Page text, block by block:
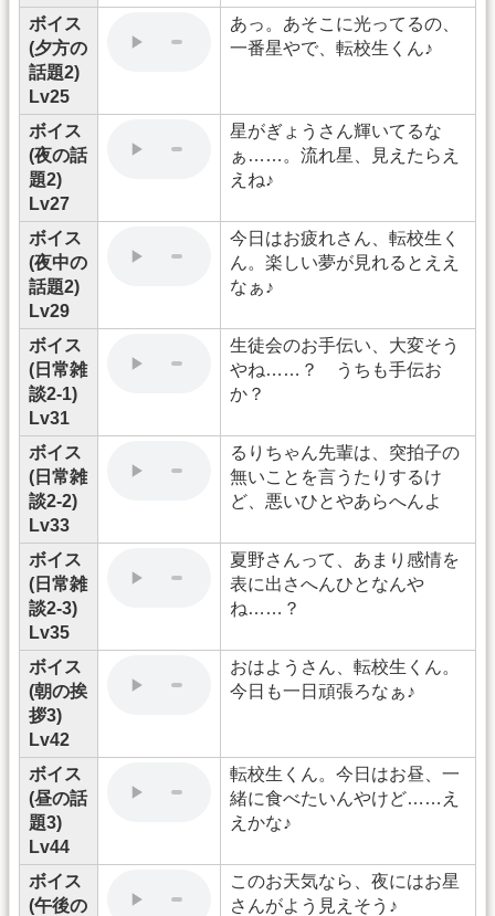
ボイス
(夕方の
話題2)
Lv25
あっ。あそこに光ってるの、
一番星やで、転校生くん♪
ボイス
(夜の話
題2)
Lv27
星がぎょうさん輝いてるな
ぁ……。流れ星、見えたらえ
えね♪
ボイス
(夜中の
話題2)
Lv29
今日はお疲れさん、転校生く
ん。楽しい夢が見れるとええ
なぁ♪
ボイス
(日常雑
談2-1)
Lv31
生徒会のお手伝い、大変そう
やね……？ うちも手伝お
か？
ボイス
(日常雑
談2-2)
Lv33
るりちゃん先輩は、突拍子の
無いことを言うたりするけ
ど、悪いひとやあらへんよ
ボイス
(日常雑
談2-3)
Lv35
夏野さんって、あまり感情を
表に出さへんひとなんや
ね……？
ボイス
(朝の挨
拶3)
Lv42
おはようさん、転校生くん。
今日も一日頑張ろなぁ♪
ボイス
(昼の話
題3)
Lv44
転校生くん。今日はお昼、一
緒に食べたいんやけど……え
えかな♪
ボイス
(午後の
このお天気なら、夜にはお星
さんがよう見えそう♪